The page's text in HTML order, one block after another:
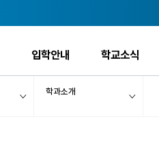
입학안내 학교소식
학과소개